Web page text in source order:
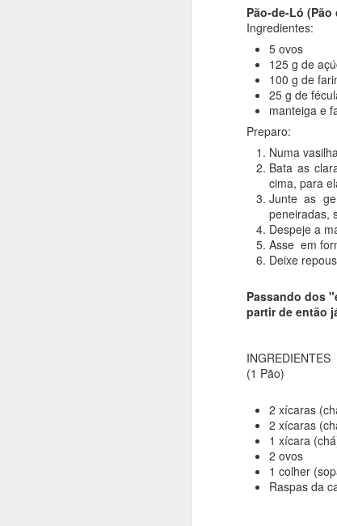
Pão-de-Ló (Pão
Ingredientes:
5 ovos
125 g de
100 g de
25 g de
manteiga e
Preparo:
Numa
Bata as
cima, para
Junte as
peneiradas,
Despeje a
Asse em
Deixe
Passando dos
partir de então
INGREDIENTES
(1 Pão)
2 xícaras
2 xícaras
1 xícara
2 ovos
1 colher
Raspas da